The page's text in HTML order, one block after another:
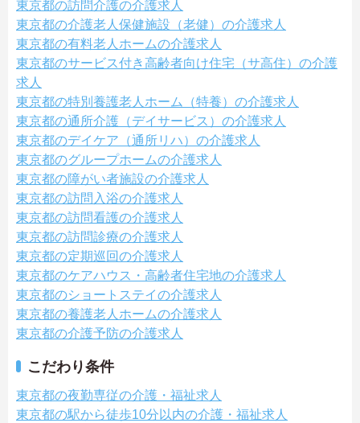
東京都の訪問介護の介護求人
東京都の介護老人保健施設（老健）の介護求人
東京都の有料老人ホームの介護求人
東京都のサービス付き高齢者向け住宅（サ高住）の介護
求人
東京都の特別養護老人ホーム（特養）の介護求人
東京都の通所介護（デイサービス）の介護求人
東京都のデイケア（通所リハ）の介護求人
東京都のグループホームの介護求人
東京都の障がい者施設の介護求人
東京都の訪問入浴の介護求人
東京都の訪問看護の介護求人
東京都の訪問診療の介護求人
東京都の定期巡回の介護求人
東京都のケアハウス・高齢者住宅地の介護求人
東京都のショートステイの介護求人
東京都の養護老人ホームの介護求人
東京都の介護予防の介護求人
こだわり条件
東京都の夜勤専従の介護・福祉求人
東京都の駅から徒歩10分以内の介護・福祉求人